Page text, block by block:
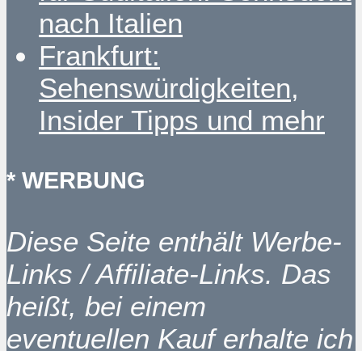
nach Italien
Frankfurt:
Sehenswürdigkeiten,
Insider Tipps und mehr
* WERBUNG
Diese Seite enthält Werbe-
Links / Affiliate-Links. Das
heißt, bei einem
eventuellen Kauf erhalte ich